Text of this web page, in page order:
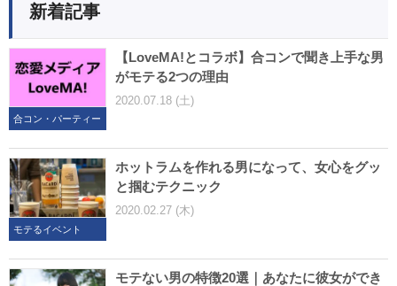
新着記事
合コン・パーティー
【LoveMA!とコラボ】合コンで聞き上手な男
がモテる2つの理由
2020.07.18 (土)
モテるイベント
ホットラムを作れる男になって、女心をグッ
と掴むテクニック
2020.02.27 (木)
モテない男の特徴20選｜あなたに彼女ができ